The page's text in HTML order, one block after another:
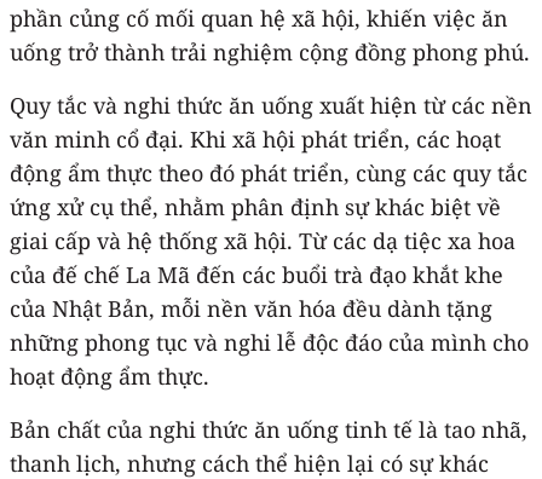
phần củng cố mối quan hệ xã hội, khiến việc ăn
uống trở thành trải nghiệm cộng đồng phong phú.
Quy tắc và nghi thức ăn uống xuất hiện từ các nền
văn minh cổ đại. Khi xã hội phát triển, các hoạt
động ẩm thực theo đó phát triển, cùng các quy tắc
ứng xử cụ thể, nhằm phân định sự khác biệt về
giai cấp và hệ thống xã hội. Từ các dạ tiệc xa hoa
của đế chế La Mã đến các buổi trà đạo khắt khe
của Nhật Bản, mỗi nền văn hóa đều dành tặng
những phong tục và nghi lễ độc đáo của mình cho
hoạt động ẩm thực.
Bản chất của nghi thức ăn uống tinh tế là tao nhã,
thanh lịch, nhưng cách thể hiện lại có sự khác